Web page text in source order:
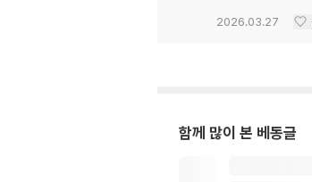
2026.03.27
함께 많이 본 베동글